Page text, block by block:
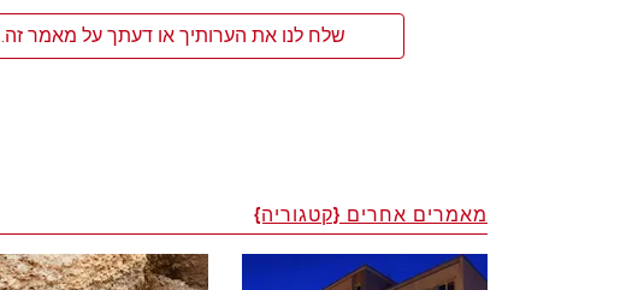
שלח לנו את הערותיך או דעתך על מאמר זה.
מאמרים אחרים {קטגוריה}